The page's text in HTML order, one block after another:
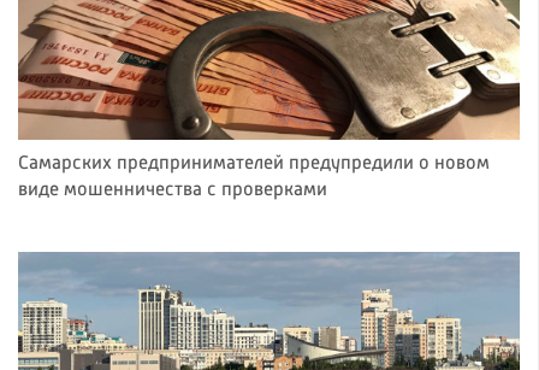
Самарских предпринимателей предупредили о новом
виде мошенничества с проверками